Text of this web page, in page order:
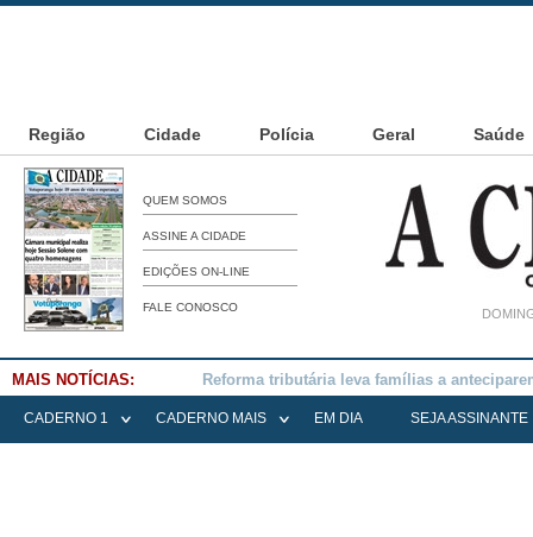
Região Cidade Polícia Geral Saúde
QUEM SOMOS
ASSINE A CIDADE
EDIÇÕES ON-LINE
FALE CONOSCO
MAIS NOTÍCIAS: Falece Elena Menoia Cesarin
CADERNO 1 CADERNO MAIS EM DIA SEJA ASSINANTE